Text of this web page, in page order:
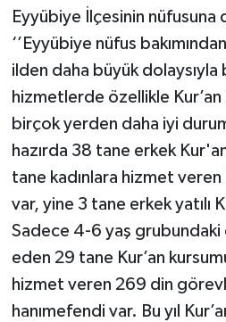
Eyyübiye İlçesinin nüfusuna
‘’Eyyübiye nüfus
ilden daha büyük dolaysıyla
hizmetlerde özellikle
birçok yerden daha iyi
hazırda 38 tane erkek
tane kadınlara hizmet veren
var, yine 3 tane erkek yatılı
Sadece 4-6 yaş grubundaki
eden 29 tane Kur’an
hizmet veren 269 din
hanımefendi var. Bu yıl